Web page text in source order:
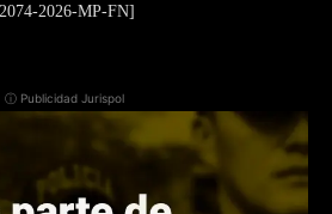
2026-MP-FN]
ⓘ Publicidad Jurispol